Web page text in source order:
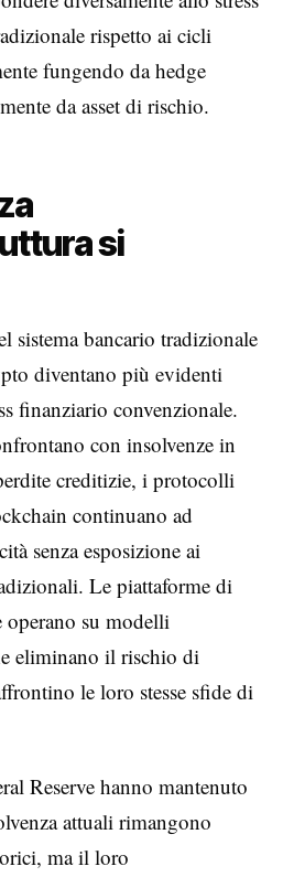
rispetto ai cicli
fungendo da hedge
da asset di rischio.
si
sistema bancario tradizionale
diventano più evidenti
finanziario convenzionale.
con insolvenze in
creditizie, i protocolli
continuano ad
senza esposizione ai
Le piattaforme di
operano su modelli
eliminano il rischio di
le loro stesse sfide di
Reserve hanno mantenuto
attuali rimangono
ma il loro